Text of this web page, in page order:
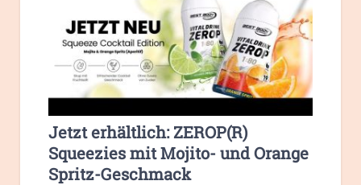
Jetzt erhältlich: ZEROP(R)
Squeezies mit Mojito- und Orange
Spritz-Geschmack